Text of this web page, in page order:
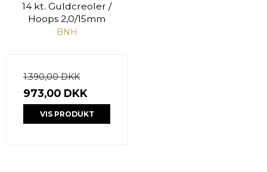
14 kt. Guldcreoler /
Hoops 2,0/15mm
BNH
1.390,00 DKK
973,00 DKK
VIS PRODUKT